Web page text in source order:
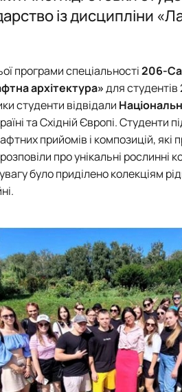
із дисципліни
програми спеціальності206-
архітектура»для
студенти відвідали
та Східній Європі. Студенти
прийомів і композицій, які
про унікальні
було приділено колекціям